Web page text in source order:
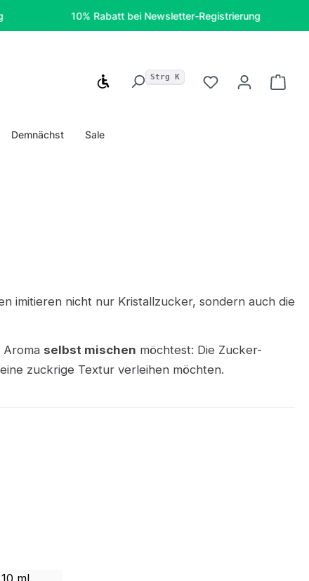
10% Rabatt bei Newsletter-Registrierung
Werkzeugleiste anzeigen
Strg K Du hast 0
Demnächst Sale
imitieren nicht nur Kristallzucker, sondern auch die
Aroma selbst mischen möchtest: Die Zucker-
zuckrige Textur verleihen möchten.